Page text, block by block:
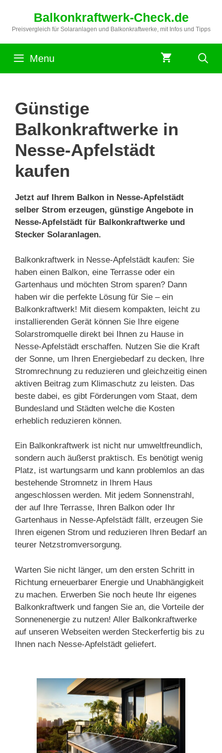
springen
Balkonkraftwerk-Check.de
Preisvergleich für Solaranlagen und Balkonkraftwerke, mit Infos und Tipps
Menu
Günstige
Balkonkraftwerke in
Nesse-Apfelstädt
kaufen
Jetzt auf Ihrem Balkon in Nesse-Apfelstädt
selber Strom erzeugen, günstige Angebote in
Nesse-Apfelstädt für Balkonkraftwerke und
Stecker Solaranlagen.
Balkonkraftwerk in Nesse-Apfelstädt kaufen: Sie
haben einen Balkon, eine Terrasse oder ein
Gartenhaus und möchten Strom sparen? Dann
haben wir die perfekte Lösung für Sie – ein
Balkonkraftwerk! Mit diesem kompakten, leicht zu
installierenden Gerät können Sie Ihre eigene
Solarstromquelle direkt bei Ihnen zu Hause in
Nesse-Apfelstädt erschaffen. Nutzen Sie die Kraft
der Sonne, um Ihren Energiebedarf zu decken, Ihre
Stromrechnung zu reduzieren und gleichzeitig einen
aktiven Beitrag zum Klimaschutz zu leisten. Das
beste dabei, es gibt Förderungen vom Staat, dem
Bundesland und Städten welche die Kosten
erheblich reduzieren können.
Ein Balkonkraftwerk ist nicht nur umweltfreundlich,
sondern auch äußerst praktisch. Es benötigt wenig
Platz, ist wartungsarm und kann problemlos an das
bestehende Stromnetz in Ihrem Haus
angeschlossen werden. Mit jedem Sonnenstrahl,
der auf Ihre Terrasse, Ihren Balkon oder Ihr
Gartenhaus in Nesse-Apfelstädt fällt, erzeugen Sie
Ihren eigenen Strom und reduzieren Ihren Bedarf an
teurer Netzstromversorgung.
Warten Sie nicht länger, um den ersten Schritt in
Richtung erneuerbarer Energie und Unabhängigkeit
zu machen. Erwerben Sie noch heute Ihr eigenes
Balkonkraftwerk und fangen Sie an, die Vorteile der
Sonnenenergie zu nutzen! Aller Balkonkraftwerke
auf unseren Webseiten werden Steckerfertig bis zu
Ihnen nach Nesse-Apfelstädt geliefert.